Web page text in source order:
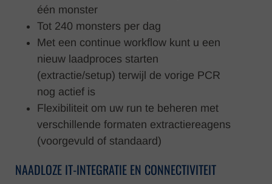
één monster
Tot 240 monsters per dag
Met een continue workflow kunt u een
nieuw laadproces starten
(extractie/setup) terwijl de vorige PCR
nog actief is
Flexibiliteit om uw run te beheren met
verschillende formaten extractiereagens
(voorgevuld of standaard)
NAADLOZE IT-INTEGRATIE EN CONNECTIVITEIT